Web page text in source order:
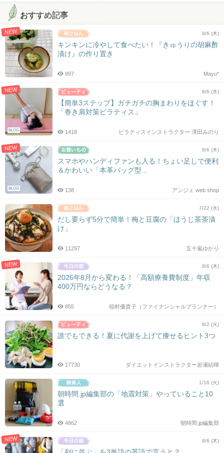
おすすめ記事
NEW 8/6 (木)
キンキンに冷やして食べたい！『きゅうりの胡麻酢
漬け』の作り置き
Mayu*
997
NEW
BLOG
8/6 (木)
【簡単3ステップ】ガチガチの胸まわりをほぐす！
「巻き肩対策ピラティス」
ピラティスインストラクター 澤田みのり
1418
NEW
BLOG
8/6 (木)
スマホやハンディファンも入る！ちょい足しで便利
＆かわいい「本革バッグ型...
アンジェ web shop
138
7/22 (水)
だし要らず5分で簡単！梅と豆腐の「ほうじ茶茶漬
け」
五十嵐ゆかり
11297
NEW 8/6 (木)
2026年8月から変わる！「高額療養費制度」年収
400万円ならどうなる？
稲村優貴子（ファイナンシャルプランナー）
855
8/2 (火)
誰でもできる！夏に代謝を上げて痩せるヒント3つ
ダイエットインストラクター岩瀬結暉
17730
1/16 (火)
朝時間.jp編集部の「地震対策」やっていること10
選
朝時間.jp編集部
4862
NEW 8/6 (木)